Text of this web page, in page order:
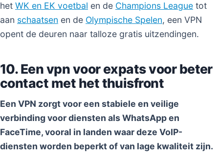
het WK en EK voetbal en de Champions League tot
aan schaatsen en de Olympische Spelen, een VPN
opent de deuren naar talloze gratis uitzendingen.
10. Een vpn voor expats voor beter
contact met het thuisfront
Een VPN zorgt voor een stabiele en veilige
verbinding voor diensten als WhatsApp en
FaceTime, vooral in landen waar deze VoIP-
diensten worden beperkt of van lage kwaliteit zijn.